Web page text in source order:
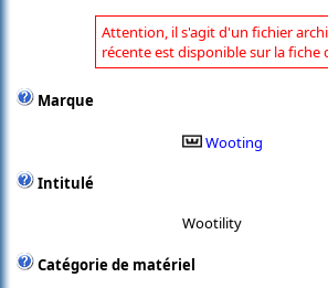
Attention, il s'agit d'un fichier
récente est disponible sur la
Marque
Wooting
Intitulé
Wootility
Catégorie de matériel